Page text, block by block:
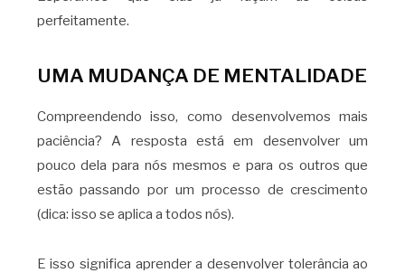
perfeitamente.
UMA MUDANÇA DE MENTALIDADE
Compreendendo isso, como desenvolvemos mais
paciência? A resposta está em desenvolver um
pouco dela para nós mesmos e para os outros que
estão passando por um processo de crescimento
(dica: isso se aplica a todos nós).
E isso significa aprender a desenvolver tolerância ao